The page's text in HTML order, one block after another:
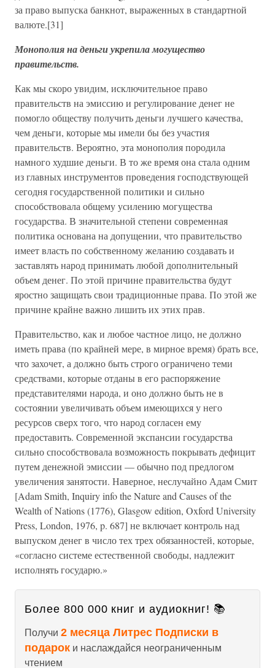
за право выпуска банкнот, выраженных в стандартной
валюте.[31]
Монополия на деньги укрепила могущество
правительств.
Как мы скоро увидим, исключительное право
правительств на эмиссию и регулирование денег не
помогло обществу получить деньги лучшего качества,
чем деньги, которые мы имели бы без участия
правительств. Вероятно, эта монополия породила
намного худшие деньги. В то же время она стала одним
из главных инструментов проведения господствующей
сегодня государственной политики и сильно
способствовала общему усилению могущества
государства. В значительной степени современная
политика основана на допущении, что правительство
имеет власть по собственному желанию создавать и
заставлять народ принимать любой дополнительный
объем денег. По этой причине правительства будут
яростно защищать свои традиционные права. По этой же
причине крайне важно лишить их этих прав.
Правительство, как и любое частное лицо, не должно
иметь права (по крайней мере, в мирное время) брать все,
что захочет, а должно быть строго ограничено теми
средствами, которые отданы в его распоряжение
представителями народа, и оно должно быть не в
состоянии увеличивать объем имеющихся у него
ресурсов сверх того, что народ согласен ему
предоставить. Современной экспансии государства
сильно способствовала возможность покрывать дефицит
путем денежной эмиссии — обычно под предлогом
увеличения занятости. Наверное, неслучайно Адам Смит
[Adam Smith, Inquiry info the Nature and Causes of the
Wealth of Nations (1776), Glasgow edition, Oxford University
Press, London, 1976, p. 687] не включает контроль над
выпуском денег в число тех трех обязанностей, которые,
«согласно системе естественной свободы, надлежит
исполнять государю.»
Более 800 000 книг и аудиокниг! 📚
Получи 2 месяца Литрес Подписки в
подарок и наслаждайся неограниченным
чтением